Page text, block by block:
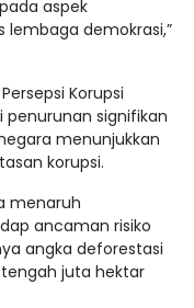
aspek
lembaga demokrasi,”
Korupsi
signifikan
menunjukkan
korupsi.
menaruh
ancaman risiko
angka deforestasi
juta hektar